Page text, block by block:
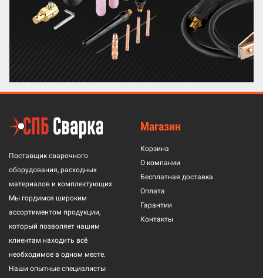
Поставщик сварочного
оборудования, расходных
материалов и комплектующих.
Мы гордимся широким
ассортиментом продукции,
который позволяет нашим
клиентам находить всё
необходимое в одном месте.
Наши опытные специалисты
Магазин
Корзина
О компании
Бесплатная доставка
Оплата
Гарантии
Контакты